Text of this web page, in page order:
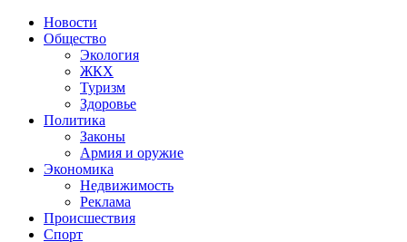
Новости
Общество
Экология
ЖКХ
Туризм
Здоровье
Политика
Законы
Армия и оружие
Экономика
Недвижимость
Реклама
Происшествия
Спорт